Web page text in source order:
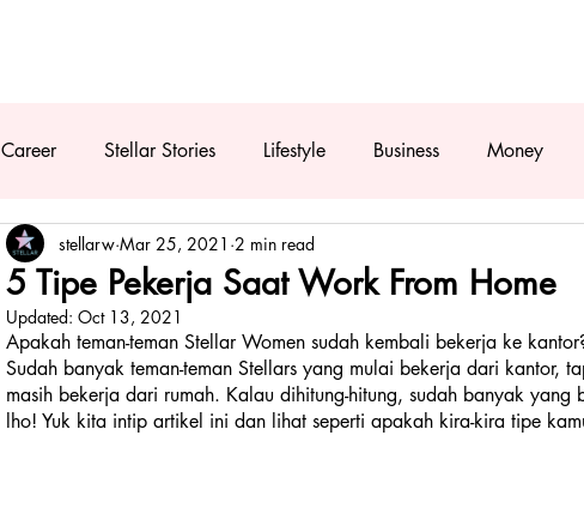
Career Stellar Stories Lifestyle Business Money
5 Tipe Pekerja Saat Work From Home
stellarw Mar 25, 2021 2 min read
Updated: Oct 13, 2021
Apakah teman-teman Stellar Women sudah kembali bekerja ke
Sudah banyak teman-teman Stellars yang mulai bekerja dari kantor,
masih bekerja dari rumah. Kalau dihitung-hitung, sudah banyak yang
lho! Yuk kita intip artikel ini dan lihat seperti apakah kira-kira tipe